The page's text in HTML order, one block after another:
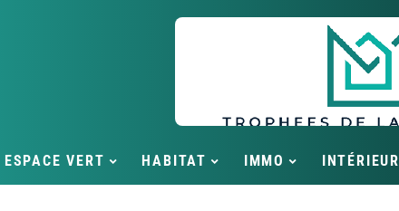
ESPACE VERT HABITAT IMMO INTÉRIEUR